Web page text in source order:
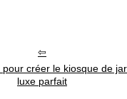
créer le kiosque de
luxe parfait